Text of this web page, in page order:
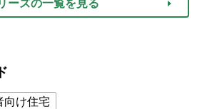
ーズの一覧を見る
向け住宅